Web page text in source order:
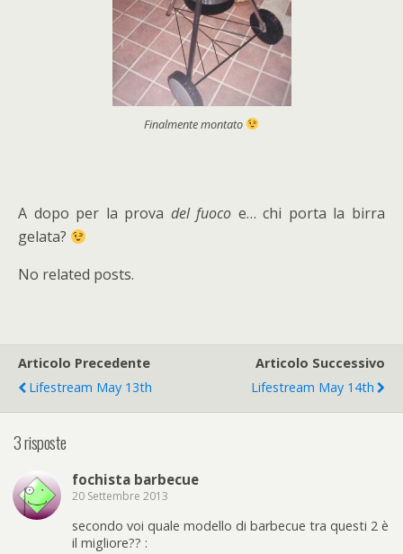
Finalmente montato
A dopo per la prova del fuoco e… chi porta la birra
gelata?
No related posts.
Articolo Precedente
Lifestream May 13th
Articolo Successivo
Lifestream May 14th
3 risposte
fochista barbecue
20 Settembre 2013
secondo voi quale modello di barbecue tra questi 2 è
il migliore?? :